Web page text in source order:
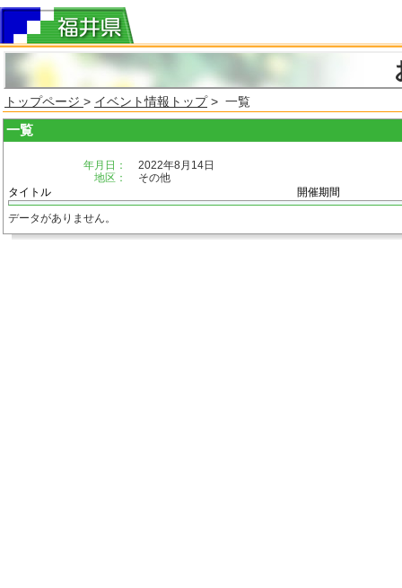
トップページ > イベント情報トップ> 一覧
一覧
年月日：
2022年8月14日
地区：
その他
タイトル
開催期間
データがありません。